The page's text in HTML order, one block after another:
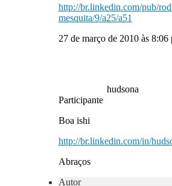
http://br.linkedin.com/pub/
mesquita/9/a25/a51
27 de março de 2010 às 8:06
hudsona
Participante
Boa ishi
http://br.linkedin.com/in/
Abraços
Autor